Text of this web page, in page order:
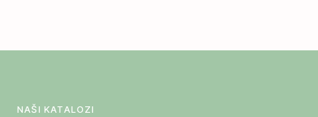
NAŠI KATALOZI